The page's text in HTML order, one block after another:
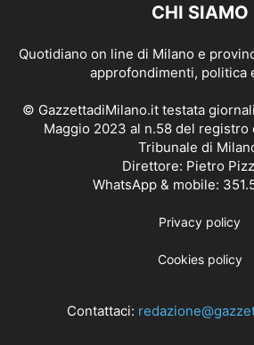
CHI SIAMO
Quotidiano on line di Milano e
approfondimenti, politica
© GazzettadiMilano.it testata
Maggio 2023 al n.58 del registro
Tribunale di
Direttore: Pietro
WhatsApp & mobile:
Privacy policy
Cookies policy
Contattaci: